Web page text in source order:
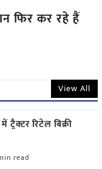
फिर कर रहे हैं
View All
रिटेल बिक्री
read